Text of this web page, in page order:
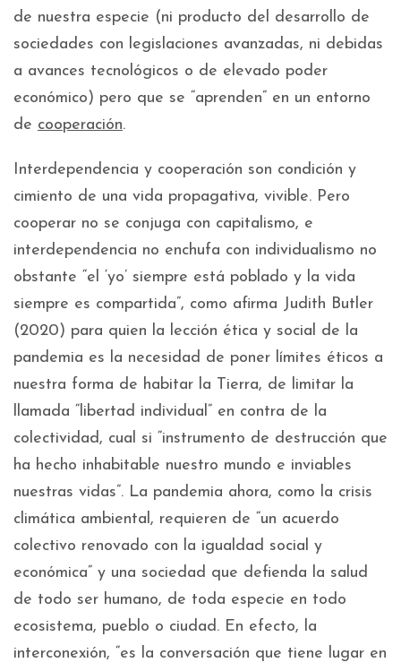
de nuestra especie (ni producto del desarrollo de
sociedades con legislaciones avanzadas, ni debidas
a avances tecnológicos o de elevado poder
económico) pero que se “aprenden” en un entorno
de cooperación.
Interdependencia y cooperación son condición y
cimiento de una vida propagativa, vivible. Pero
cooperar no se conjuga con capitalismo, e
interdependencia no enchufa con individualismo no
obstante “el ‘yo’ siempre está poblado y la vida
siempre es compartida”, como afirma Judith Butler
(2020) para quien la lección ética y social de la
pandemia es la necesidad de poner límites éticos a
nuestra forma de habitar la Tierra, de limitar la
llamada “libertad individual” en contra de la
colectividad, cual si “instrumento de destrucción que
ha hecho inhabitable nuestro mundo e inviables
nuestras vidas”. La pandemia ahora, como la crisis
climática ambiental, requieren de “un acuerdo
colectivo renovado con la igualdad social y
económica” y una sociedad que defienda la salud
de todo ser humano, de toda especie en todo
ecosistema, pueblo o ciudad. En efecto, la
interconexión, “es la conversación que tiene lugar en